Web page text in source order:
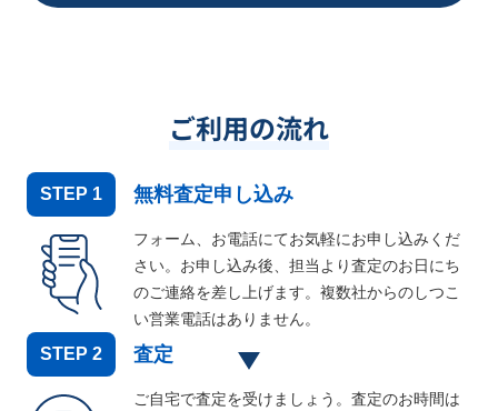
ご利用の流れ
STEP 1 無料査定申し込み
フォーム、お電話にてお気軽にお申し込みくだ
さい。お申し込み後、担当より査定のお日にち
のご連絡を差し上げます。複数社からのしつこ
い営業電話はありません。
STEP 2 査定
ご自宅で査定を受けましょう。査定のお時間は